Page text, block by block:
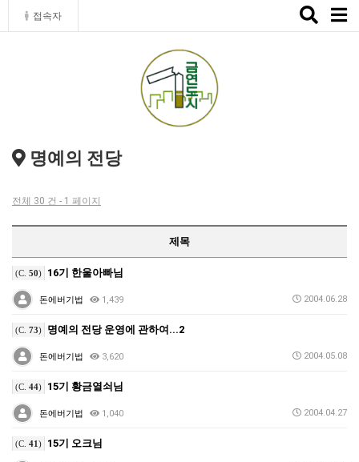
접속자
Toggle
명예의 전당
전체 30 건 - 1 페이지
제목
(C. 50) 16기 한울아빠님
돈에버기법 1,439 2004.06.28
(C. 73) 명예의 전당 운영에 관하여...2
돈에버기법 3,620 2004.05.08
(C. 44) 15기 황금열쇠님
돈에버기법 1,040 2004.04.27
(C. 41) 15기 오크님